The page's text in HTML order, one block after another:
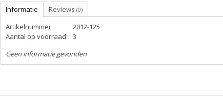
Informatie Reviews (0)
Artikelnummer:
2012-125
Aantal op voorraad:
3
Geen informatie gevonden